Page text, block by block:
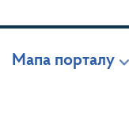
Мапа порталу